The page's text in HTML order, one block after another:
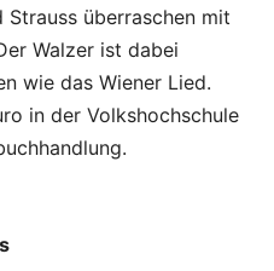
überraschen mit
Walzer ist dabei
wie das Wiener Lied.
in der Volkshochschule